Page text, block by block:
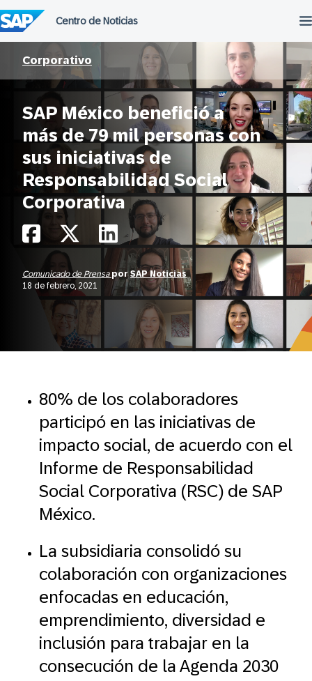
al
contenido
Corporativo
SAP México benefició a
más de 79 mil personas con
sus iniciativas de
Responsabilidad Social
Corporativa
Comunicado de Prensa por SAP Noticias
18 de febrero, 2021
80% de los colaboradores
participó en las iniciativas de
impacto social, de acuerdo con el
Informe de Responsabilidad
Social Corporativa (RSC) de SAP
México.
La subsidiaria consolidó su
colaboración con organizaciones
enfocadas en educación,
emprendimiento, diversidad e
inclusión para trabajar en la
consecución de la Agenda 2030